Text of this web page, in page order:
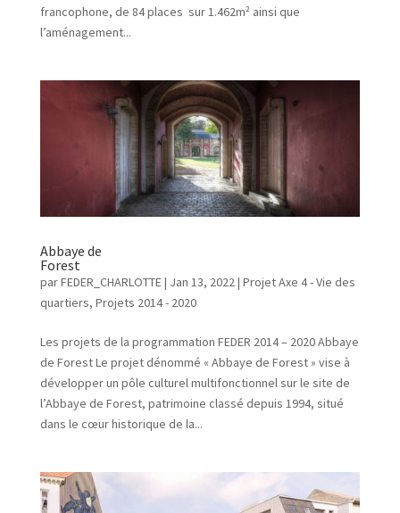
francophone, de 84 places sur 1.462m² ainsi que
l’aménagement...
Abbaye de
Forest
parFEDER_CHARLOTTE| Jan 13, 2022| Projet Axe 4 - Vie des
quartiers, Projets 2014 - 2020
Les projets de la programmation FEDER 2014 – 2020 Abbaye
de Forest Le projet dénommé « Abbaye de Forest » vise à
développer un pôle culturel multifonctionnel sur le site de
l’Abbaye de Forest, patrimoine classé depuis 1994, situé
dans le cœur historique de la...